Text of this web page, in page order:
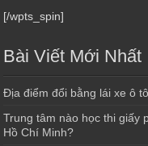
[/wpts_spin]
Bài Viết Mới Nhất
Địa điểm đổi bằng lái xe ô
Trung tâm nào học thi giấy
Hồ Chí Minh?